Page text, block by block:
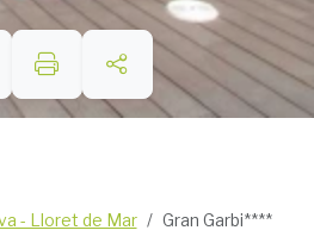
- Lloret de Mar Gran Garbi****